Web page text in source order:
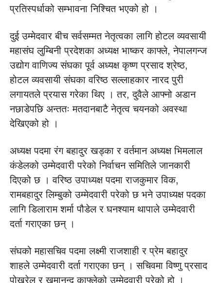
प्रतिस्पर्धाको सम्भावना निश्चित भएको हो ।
दुई उम्मेदवार बीच सर्वसम्मत नेतृत्वका लागि होटल व्यवसायी
महासंघ लुम्बिनी प्रदेशका अध्यक्ष भाष्कर काफ्ले, नेपालगन्ज
उद्योग वाणिज्य संघका पूर्व अध्यक्ष कृष्ण प्रसाद श्रेष्ठ,
होटल व्यवसायी संघका वरिष्ठ सल्लाहकार नारद पुरी
लगायतले प्रयास गरेका थिए । तर, दुवैले आफ्नो अडान
नछाडेपछि अन्ततः मतदानबाटै नेतृत्व चयनको अवस्था
देखिएको हो ।
अध्यक्ष पदमा रंग बहादुर खड्का र वर्तमान अध्यक्ष भिमलाल
कंडेलको उम्मेदवारी परेको निर्वाचन समितिले जानकारी
दिएको छ । वरिष्ठ उपाध्यक्ष पदमा राजकुमार विक,
रामबहादुर लिम्बुको उम्मेदवारी परेको छ भने उपाध्यक्ष पदका
लागि डिलाराम शर्मा पौडेल र घनश्याम थापाले उम्मेदवारी
दर्ता गराएका छन् ।
संघको महासचिव पदमा लक्ष्मी राजशाही र प्रेम बहादुर
शाहले उम्मेदवारी दर्ता गराएका छन् । सचिवमा विष्णु प्रसाद
पोख्रेल र खुमानन्द काफ्लेको उम्मेदवारी परेको हो ।